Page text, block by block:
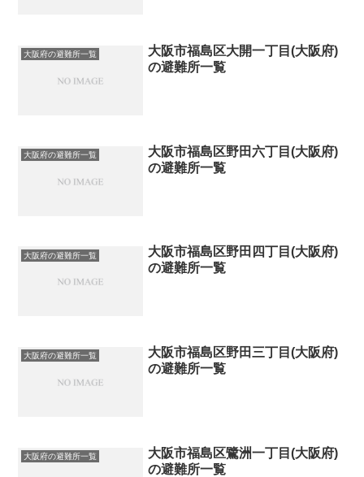
大阪府の避難所一覧
大阪市福島区大開一丁目(大阪府)
の避難所一覧
大阪府の避難所一覧
大阪市福島区野田六丁目(大阪府)
の避難所一覧
大阪府の避難所一覧
大阪市福島区野田四丁目(大阪府)
の避難所一覧
大阪府の避難所一覧
大阪市福島区野田三丁目(大阪府)
の避難所一覧
大阪府の避難所一覧
大阪市福島区鷺洲一丁目(大阪府)
の避難所一覧